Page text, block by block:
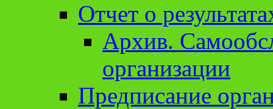
Отчет о
Архив.
организации
Предписание